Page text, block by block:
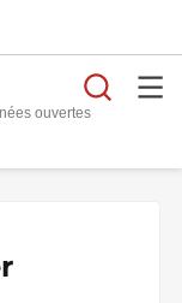
ouvertes